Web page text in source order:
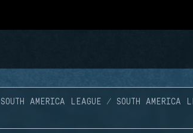
SOUTH AMERICA LEAGUE SOUTH AMERICA